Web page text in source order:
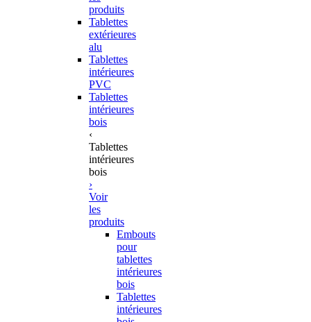
produits
Tablettes
extérieures
alu
Tablettes
intérieures
PVC
Tablettes
intérieures
bois
‹
Tablettes
intérieures
bois
›
Voir
les
produits
Embouts
pour
tablettes
intérieures
bois
Tablettes
intérieures